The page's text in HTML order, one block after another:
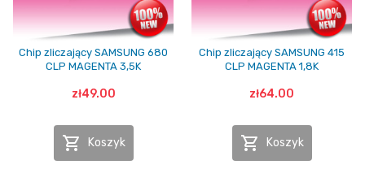
Chip zliczający SAMSUNG 680
CLP MAGENTA 3,5K
zł49.00
 Koszyk
Chip zliczający SAMSUNG 415
CLP MAGENTA 1,8K
zł64.00
 Koszyk